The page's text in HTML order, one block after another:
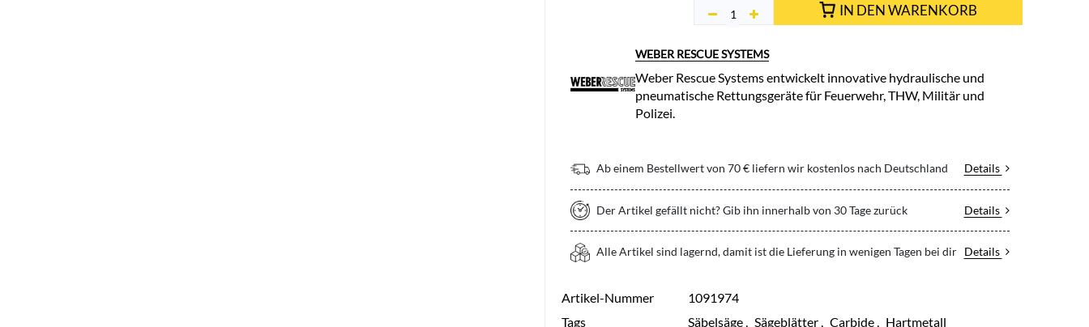
IN DEN WARENKORB
WEBER RESCUE SYSTEMS
Weber Rescue Systems entwickelt innovative hydraulische und
pneumatische Rettungsgeräte für Feuerwehr, THW, Militär und
Polizei.
Ab einem Bestellwert von 70 € liefern wir kostenlos nach Deutschland Details
Der Artikel gefällt nicht? Gib ihn innerhalb von 30 Tage zurück Details
Alle Artikel sind lagernd, damit ist die Lieferung in wenigen Tagen bei dir Details
Artikel-Nummer
1091974
Tags
Säbelsäge, Sägeblätter, Carbide, Hartmetall